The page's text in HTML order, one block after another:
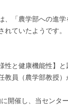
、「農学部への進
れていたようです。
性と健康機能性】と
員（農学部教授）
開催し、当センタ